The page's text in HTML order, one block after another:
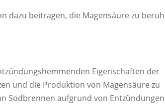
dazu beitragen, die Magensäure zu
Eigenschaften der
und die Produktion von Magensäure zu
Sodbrennen aufgrund von